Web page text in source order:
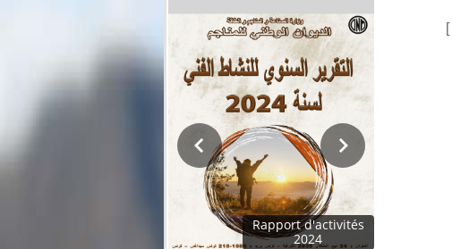
Rapport d'activités
2024
[